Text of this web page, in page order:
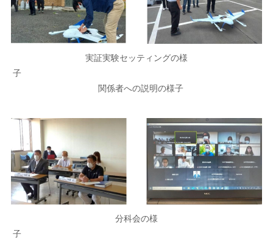
実証実験セッティングの様
子
関係者への説明の様子
分科会の様
子